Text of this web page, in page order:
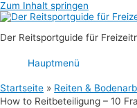
Zum Inhalt springen
Der Reitsportguide für
Hauptmenü
Startseite
Reiten &
How to Reitbeteiligung – 10